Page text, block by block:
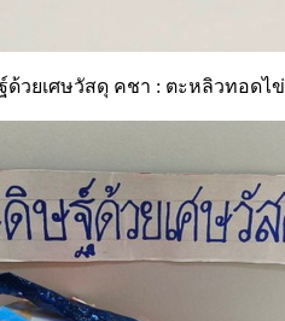
ด้วยเศษวัสดุ คชา : ตะหลิวทอดไข่